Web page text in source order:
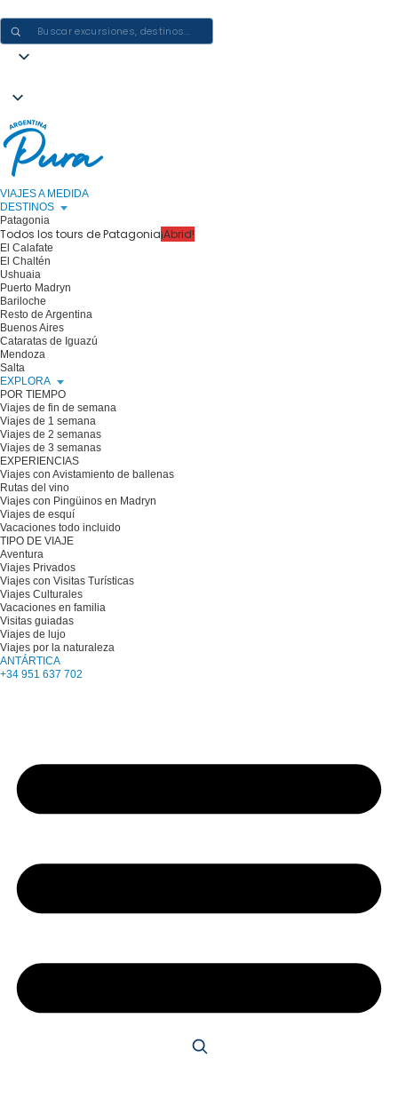
VIAJES A MEDIDA
DESTINOS
Patagonia
Todos los tours de Patagonia¡Abrid!
El Calafate
El Chaltén
Ushuaia
Puerto Madryn
Bariloche
Resto de Argentina
Buenos Aires
Cataratas de Iguazú
Mendoza
Salta
EXPLORA
POR TIEMPO
Viajes de fin de semana
Viajes de 1 semana
Viajes de 2 semanas
Viajes de 3 semanas
EXPERIENCIAS
Viajes con Avistamiento de ballenas
Rutas del vino
Viajes con Pingüinos en Madryn
Viajes de esquí
Vacaciones todo incluido
TIPO DE VIAJE
Aventura
Viajes Privados
Viajes con Visitas Turísticas
Viajes Culturales
Vacaciones en familia
Visitas guiadas
Viajes de lujo
Viajes por la naturaleza
ANTÁRTICA
+34 951 637 702